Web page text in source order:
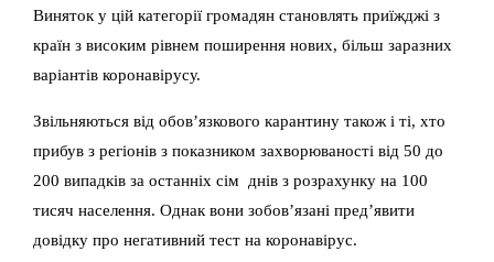
Виняток у цій категорії громадян становлять приїжджі з
країн з високим рівнем поширення нових, більш заразних
варіантів коронавірусу.
Звільняються від обов’язкового карантину також і ті, хто
прибув з регіонів з показником захворюваності від 50 до
200 випадків за останніх сім днів з розрахунку на 100
тисяч населення. Однак вони зобов’язані пред’явити
довідку про негативний тест на коронавірус.